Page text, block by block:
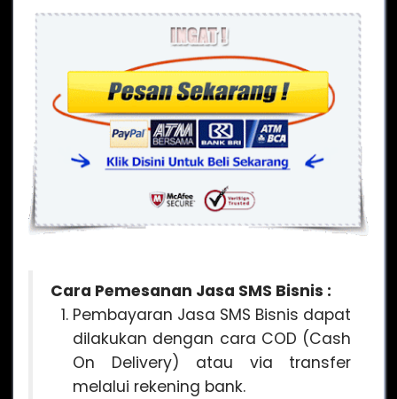
Cara Pemesanan Jasa SMS Bisnis :
Pembayaran Jasa SMS Bisnis dapat
dilakukan dengan cara COD (Cash
On Delivery) atau via transfer
melalui rekening bank.